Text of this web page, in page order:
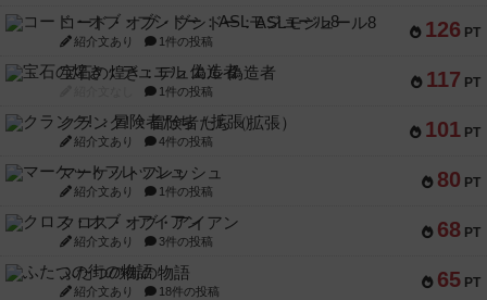
126 PT
コード・オブ・ブシドー：ASLモジュール8
紹介文あり 1件の投稿
117 PT
宝石の煌き：デュエル 偽造者
1件の投稿
101 PT
クランク! ：冒険者たち（拡張）
紹介文あり 4件の投稿
80 PT
マーケットフレッシュ
紹介文あり 1件の投稿
68 PT
クロス・オブ・アイアン
紹介文あり 3件の投稿
65 PT
ふたつの街の物語
紹介文あり 18件の投稿